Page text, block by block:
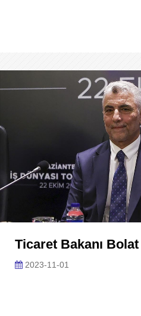
Ticaret Bakanı Bolat
2023-11-01